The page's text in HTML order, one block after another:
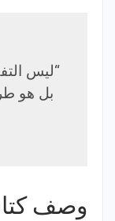
“ليس
بل هو